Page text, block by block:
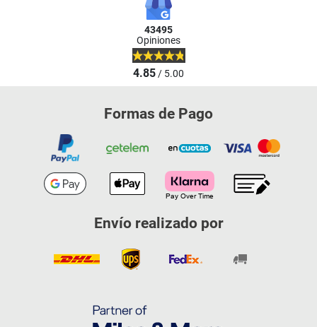
43495
Opiniones
4.85/ 5.00
Formas de Pago
Envío realizado por